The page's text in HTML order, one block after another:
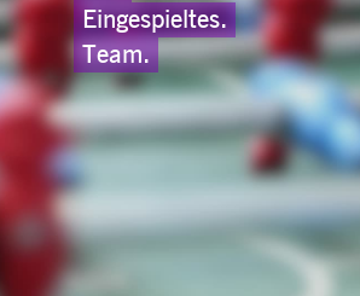
Eingespieltes.
Team.